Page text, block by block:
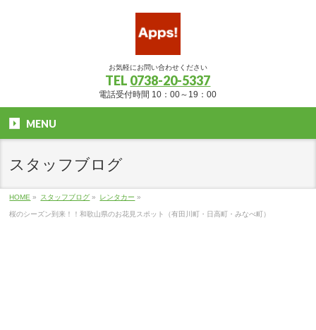
お気軽にお問い合わせください
TEL 0738-20-5337
電話受付時間 10：00～19：00
MENU
スタッフブログ
HOME » スタッフブログ » レンタカー »
桜のシーズン到来！！和歌山県のお花見スポット（有田川町・日高町・みなべ町）